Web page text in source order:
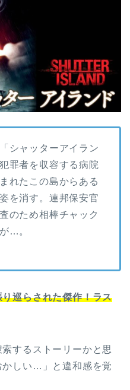
シャッターアイラン
罪者を収容する病院
れたこの島からある
を消す。連邦保安官
のため相棒チャック
…。
巡らされた傑作！ラス
するストーリーかと思
かしい…」と違和感を覚